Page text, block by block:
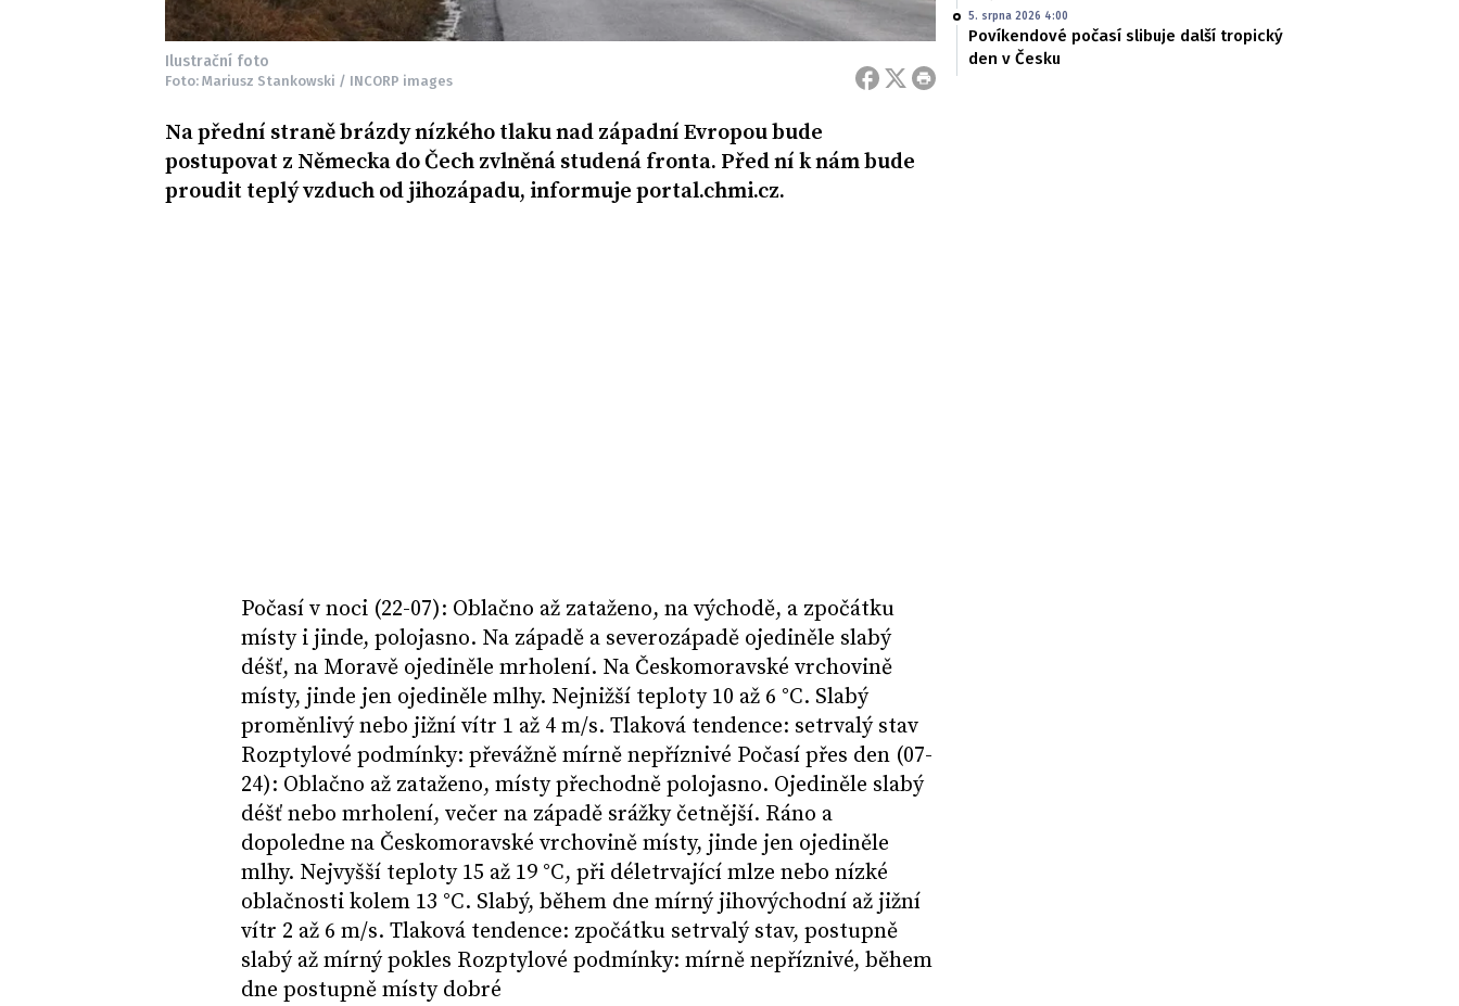
Ilustrační foto
Foto: Mariusz Stankowski / INCORP images
Na přední straně brázdy nízkého tlaku nad západní Evropou bude
postupovat z Německa do Čech zvlněná studená fronta. Před ní k nám bude
proudit teplý vzduch od jihozápadu, informuje portal.chmi.cz.
Počasí v noci (22-07): Oblačno až zataženo, na východě, a zpočátku
místy i jinde, polojasno. Na západě a severozápadě ojediněle slabý
déšť, na Moravě ojediněle mrholení. Na Českomoravské vrchovině
místy, jinde jen ojediněle mlhy. Nejnižší teploty 10 až 6 °C. Slabý
proměnlivý nebo jižní vítr 1 až 4 m/s. Tlaková tendence: setrvalý stav
Rozptylové podmínky: převážně mírně nepříznivé Počasí přes den (07-
24): Oblačno až zataženo, místy přechodně polojasno. Ojediněle slabý
déšť nebo mrholení, večer na západě srážky četnější. Ráno a
dopoledne na Českomoravské vrchovině místy, jinde jen ojediněle
mlhy. Nejvyšší teploty 15 až 19 °C, při déletrvající mlze nebo nízké
oblačnosti kolem 13 °C. Slabý, během dne mírný jihovýchodní až jižní
vítr 2 až 6 m/s. Tlaková tendence: zpočátku setrvalý stav, postupně
slabý až mírný pokles Rozptylové podmínky: mírně nepříznivé, během
dne postupně místy dobré
5. srpna 2026 4:00
Povíkendové počasí slibuje další tropický
den v Česku